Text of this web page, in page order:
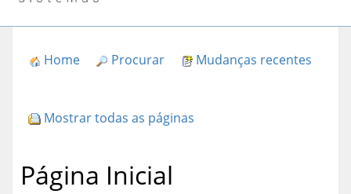
Home Procurar Mudanças recentes
Mostrar todas as páginas
Página Inicial